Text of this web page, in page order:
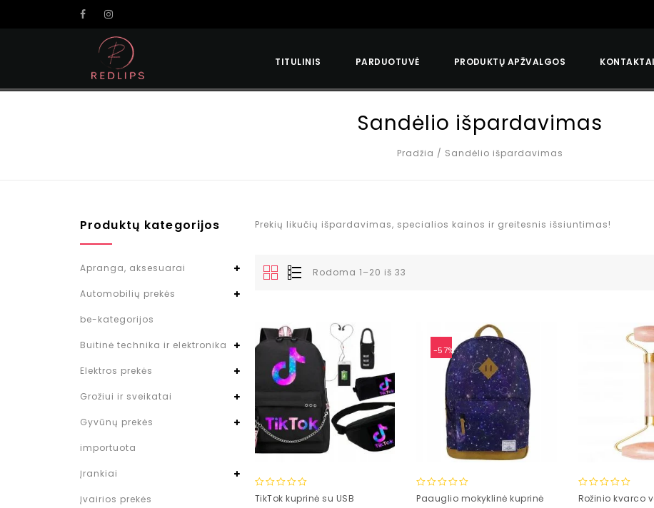
TITULINIS PARDUOTUVĖ PRODUKTŲ APŽVALGOS KONTAKTAI
Sandėlio išpardavimas
Pradžia / Sandėlio išpardavimas
Prekių likučių išpardavimas, specialios kainos ir greitesnis išsiuntimas!
Rodoma 1–20 iš 33
0
TikTok kuprinė su USB
-57%
0
Paauglio mokyklinė kuprinė
0
Rožinio kvarco
Produktų kategorijos
Apranga, aksesuarai
Automobilių prekės
be-kategorijos
Buitinė technika ir elektronika
Elektros prekės
Grožiui ir sveikatai
Gyvūnų prekės
importuota
Įrankiai
Įvairios prekės